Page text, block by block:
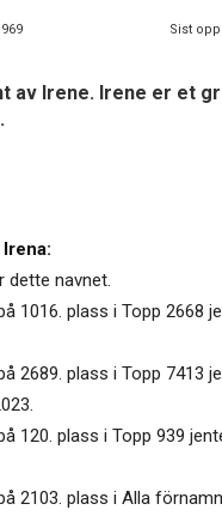
969 Sist
av Irene. Irene er et
dette navnet.
1016. plass i Topp 2668
2689. plass i Topp 7413
120. plass i Topp 939
2103. plass i Alla